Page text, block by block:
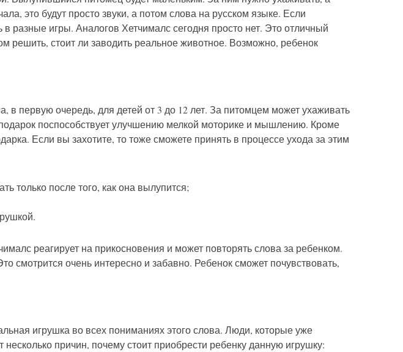
это будут просто звуки, а потом слова на русском языке. Если
разные игры. Аналогов Хетчималс сегодня просто нет. Это отличный
решить, стоит ли заводить реальное животное. Возможно, ребенок
в первую очередь, для детей от 3 до 12 лет. За питомцем может ухаживать
поспособствует улучшению мелкой моторике и мышлению. Кроме
Если вы захотите, то тоже сможете принять в процессе ухода за этим
только после того, как она вылупится;
реагирует на прикосновения и может повторять слова за ребенком.
смотрится очень интересно и забавно. Ребенок сможет почувствовать,
игрушка во всех пониманиях этого слова. Люди, которые уже
причин, почему стоит приобрести ребенку данную игрушку: